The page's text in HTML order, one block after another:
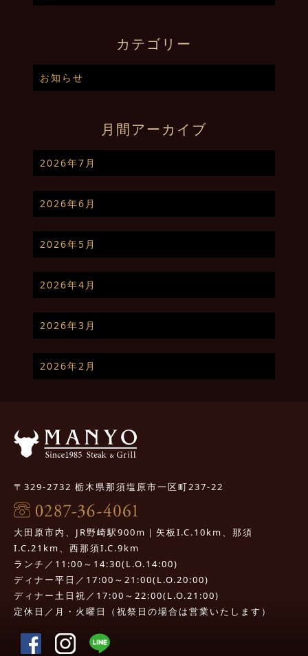
カテゴリー
お知らせ
月間アーカイブ
2026年7月
2026年6月
2026年5月
2026年4月
2026年3月
2026年2月
〒329-2732 栃木県那須塩原市一区町237-22
大田原市内、JR野崎駅900m｜矢板I.C.10km、那須
I.C.21km、西那須I.C.9km
ランチ／11:00～14:30(L.O.14:00)
ディナー平日／17:00～21:00(L.O.20:00)
ディナー土日祝／17:00～22:00(L.O.21:00)
定休日／月・火曜日（祝祭日の場合は営業いたします）